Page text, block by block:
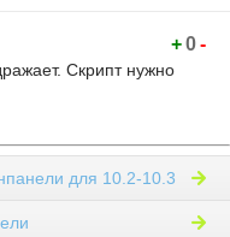
+0-
Скрипт нужно
для 10.2-10.3